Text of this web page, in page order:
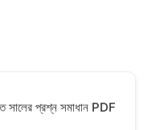
সালের প্রশ্ন সমাধান PDF